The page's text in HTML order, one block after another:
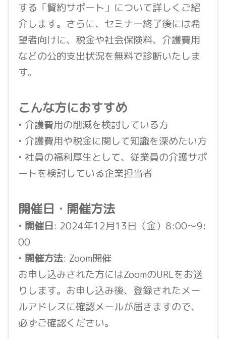
する「賢約サポート」について詳しくご紹
介します。さらに、セミナー終了後には希
望者向けに、税金や社会保険料、介護費用
などの公的支出状況を無料で診断いたしま
す。
こんな方におすすめ
• 介護費用の削減を検討している方
• 介護費用や税金に関して知識を深めたい方
• 社員の福利厚生として、従業員の介護サポ
ートを検討している企業担当者
開催日・開催方法
• 開催日: 2024年12月13日（金）8:00〜9:
00
• 開催方法: Zoom開催
お申し込みされた方にはZoomのURLをお送
りします。お申し込み後、登録されたメー
ルアドレスに確認メールが届きますので、
必ずご確認ください。